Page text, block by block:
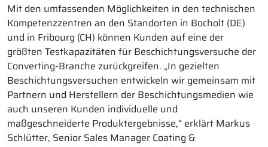
Mit den umfassenden Möglichkeiten in den technischen
Kompetenzzentren an den Standorten in Bocholt (DE)
und in Fribourg (CH) können Kunden auf eine der
größten Testkapazitäten für Beschichtungsversuche der
Converting-Branche zurückgreifen. „In gezielten
Beschichtungsversuchen entwickeln wir gemeinsam mit
Partnern und Herstellern der Beschichtungsmedien wie
auch unseren Kunden individuelle und
maßgeschneiderte Produktergebnisse,“ erklärt Markus
Schlütter, Senior Sales Manager Coating &